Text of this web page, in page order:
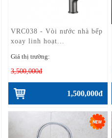
VRC038 - Vòi nước nhà bếp
xoay linh hoạt...
Giá thị trường:
3,500,000đ
1,500,000đ